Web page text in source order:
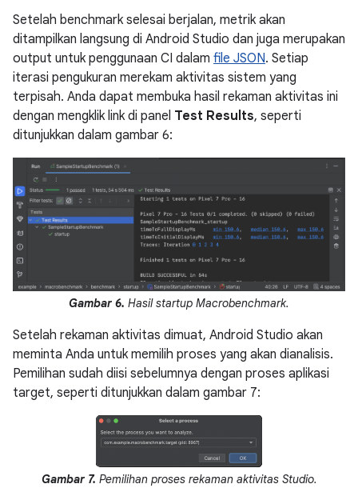
Setelah benchmark selesai berjalan, metrik akan
ditampilkan langsung di Android Studio dan juga merupakan
output untuk penggunaan CI dalam file JSON. Setiap
iterasi pengukuran merekam aktivitas sistem yang
terpisah. Anda dapat membuka hasil rekaman aktivitas ini
dengan mengklik link di panel Test Results, seperti
ditunjukkan dalam gambar 6:
Gambar 6. Hasil startup Macrobenchmark.
Setelah rekaman aktivitas dimuat, Android Studio akan
meminta Anda untuk memilih proses yang akan dianalisis.
Pemilihan sudah diisi sebelumnya dengan proses aplikasi
target, seperti ditunjukkan dalam gambar 7:
Gambar 7. Pemilihan proses rekaman aktivitas Studio.